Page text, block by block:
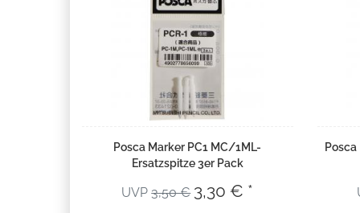
Posca Marker PC1 MC/1ML-
Ersatzspitze 3er Pack
UVP3,50 € 3,30 € *